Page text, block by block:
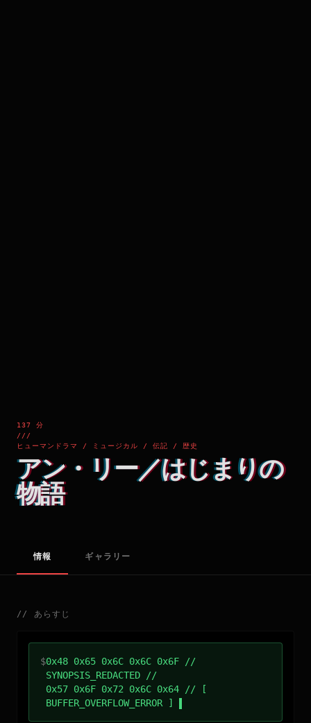
137 分
///
ヒューマンドラマ / ミュージカル / 伝記 / 歴史
アン・リー／はじまりの
物語
情報 ギャラリー
// あらすじ
$0x48 0x65 0x6C 0x6C 0x6F //
SYNOPSIS_REDACTED //
0x57 0x6F 0x72 0x6C 0x64 // [
BUFFER_OVERFLOW_ERROR ]